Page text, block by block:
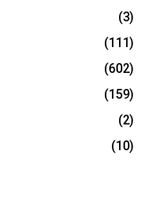
(3)
(111)
(602)
(159)
(2)
(10)